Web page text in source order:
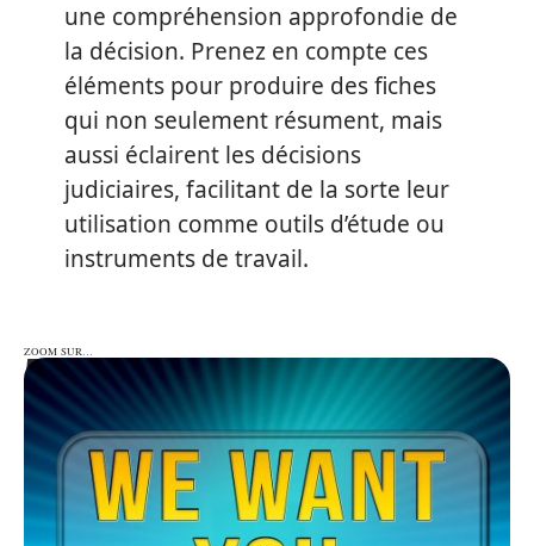
une compréhension approfondie de
la décision. Prenez en compte ces
éléments pour produire des fiches
qui non seulement résument, mais
aussi éclairent les décisions
judiciaires, facilitant de la sorte leur
utilisation comme outils d’étude ou
instruments de travail.
ZOOM SUR…
ZOOM SUR…